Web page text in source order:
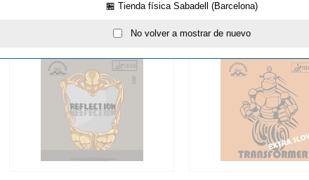
🏪 Tienda física Sabadell (Barcelona)
No volver a mostrar de nuevo